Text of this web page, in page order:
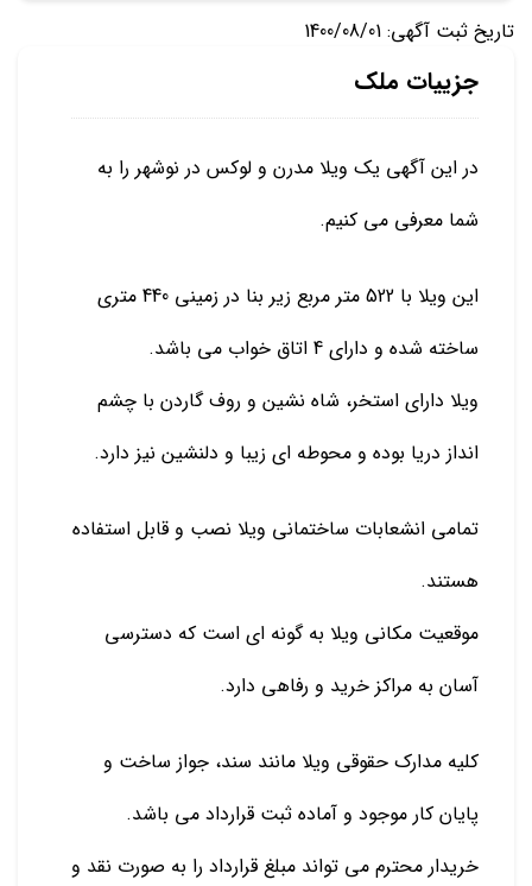
تاریخ ثبت آگهی: 1400/08/01
جزییات ملک
در این آگهی یک ویلا مدرن و لوکس در نوشهر را به
شما معرفی می کنیم.
این ویلا با 522 متر مربع زیر بنا در زمینی 440 متری
ساخته شده و دارای 4 اتاق خواب می باشد.
ویلا دارای استخر، شاه نشین و روف گاردن با چشم
انداز دریا بوده و محوطه ای زیبا و دلنشین نیز دارد.
تمامی انشعابات ساختمانی ویلا نصب و قابل استفاده
هستند.
موقعیت مکانی ویلا به گونه ای است که دسترسی
آسان به مراکز خرید و رفاهی دارد.
کلیه مدارک حقوقی ویلا مانند سند، جواز ساخت و
پایان کار موجود و آماده ثبت قرارداد می باشد.
خریدار محترم می تواند مبلغ قرارداد را به صورت نقد و